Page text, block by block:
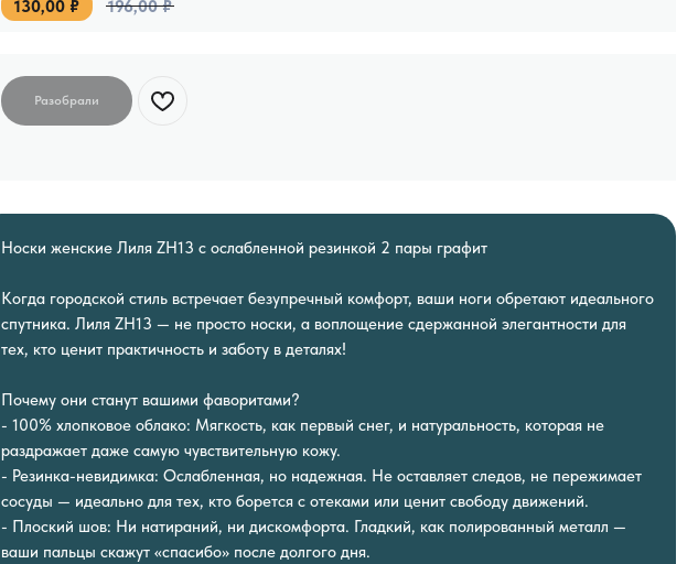
130,00 ₽ 196,00 ₽
Носки женские Лиля ZH13 с ослабленной резинкой 2 пары графит
Когда городской стиль встречает безупречный комфорт, ваши ноги обретают идеального
спутника. Лиля ZH13 — не просто носки, а воплощение сдержанной элегантности для
тех, кто ценит практичность и заботу в деталях!
Почему они станут вашими фаворитами?
- 100% хлопковое облако: Мягкость, как первый снег, и натуральность, которая не
раздражает даже самую чувствительную кожу.
- Резинка-невидимка: Ослабленная, но надежная. Не оставляет следов, не пережимает
сосуды — идеально для тех, кто борется с отеками или ценит свободу движений.
- Плоский шов: Ни натираний, ни дискомфорта. Гладкий, как полированный металл —
ваши пальцы скажут «спасибо» после долгого дня.